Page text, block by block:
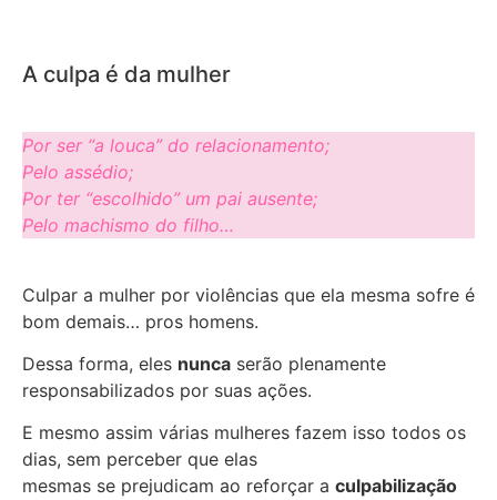
A culpa é da mulher
Por ser “a louca” do relacionamento;
Pelo assédio;
Por ter “escolhido” um pai ausente;
Pelo machismo do filho…
Culpar a mulher por violências que ela mesma sofre é
bom demais… pros homens.
Dessa forma, eles nunca serão plenamente
responsabilizados por suas ações.
E mesmo assim várias mulheres fazem isso todos os
dias, sem perceber que elas
mesmas se prejudicam ao reforçar a culpabilização